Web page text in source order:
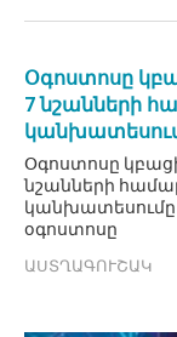
Օգոստոսը
7 նշանների
Օգոստոսը
նշանների
օգոստոսը
ԱՍՏՂԱԳՈՒՇԱԿ